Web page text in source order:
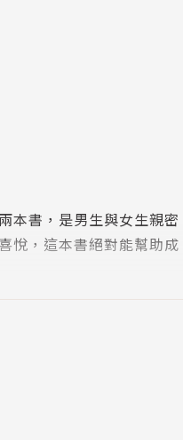
本書，是男生與女生親密
悅，這本書絕對能幫助成
異字讓讀者會心的一